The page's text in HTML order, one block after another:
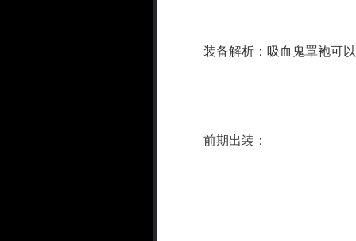
装备解析：吸血鬼罩袍可以
前期出装：